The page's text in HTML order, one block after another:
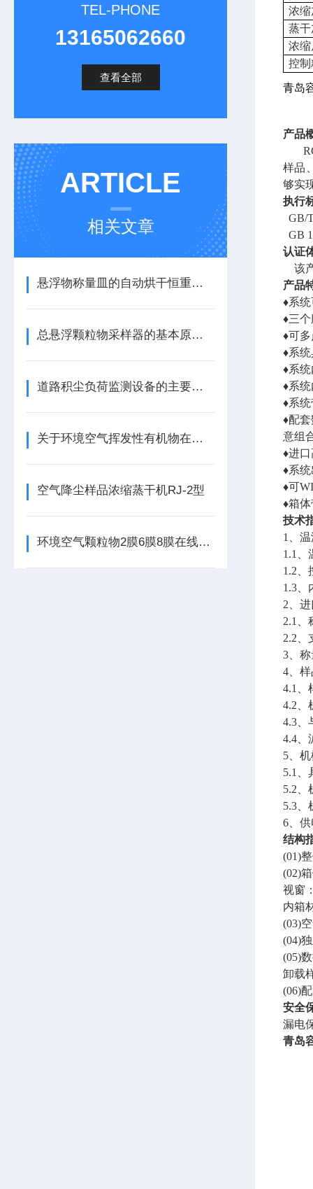
TEL-PHONE
13165062660
查看全部
ARTICLE
相关文章
悬浮物称量皿的自动烘干恒重称重系统
总悬浮颗粒物采样器的基本原理简述
道路积尘负荷监测设备的主要应用分享
关于环境空气挥发性有机物在线监测的特点了解一下吧
空气降尘样品浓缩蒸干机RJ-2型
环境空气颗粒物2膜6膜8膜在线换膜采样器
浓
蒸
浓
控
青岛
产品
样品
够实
执行
GB/
GB
认证
该
产品
♦系
♦三
♦可
♦系
♦系
♦系
♦系
♦配
意组
♦进
♦系
♦可
♦箱
技术
1、
1.1、
1.2
1.3、
2、
2.1、
2.2、
3、
4、
4.1、
4.2、
4.3、
4.4、
5、
5.1、
5.2、
5.3、
6、
结构
(01)
(02)
视窗
内箱
(03)
(04)
(05)
卸载
(06)
安全
漏电
青岛